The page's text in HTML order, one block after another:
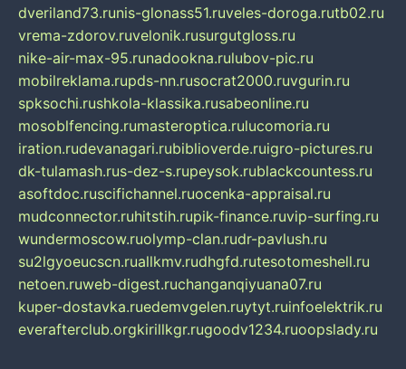
dveriland73.runis-glonass51.ruveles-doroga.rutb02.ru
vrema-zdorov.ruvelonik.rusurgutgloss.ru
nike-air-max-95.runadookna.rulubov-pic.ru
mobilreklama.rupds-nn.rusocrat2000.ruvgurin.ru
spksochi.rushkola-klassika.rusabeonline.ru
mosoblfencing.rumasteroptica.rulucomoria.ru
iration.rudevanagari.rubiblioverde.ruigro-pictures.ru
dk-tulamash.rus-dez-s.rupeysok.rublackcountess.ru
asoftdoc.ruscifichannel.ruocenka-appraisal.ru
mudconnector.ruhitstih.rupik-finance.ruvip-surfing.ru
wundermoscow.ruolymp-clan.rudr-pavlush.ru
su2lgyoeucscn.ruallkmv.rudhgfd.rutesotomeshell.ru
netoen.ruweb-digest.ruchanganqiyuana07.ru
kuper-dostavka.ruedemvgelen.ruytyt.ruinfoelektrik.ru
everafterclub.orgkirillkgr.rugoodv1234.ruoopslady.ru